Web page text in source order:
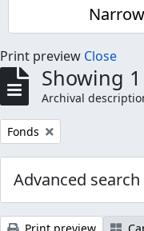
Print preview Close
Showing
Archival
Remove filter:
Fonds
Advanced